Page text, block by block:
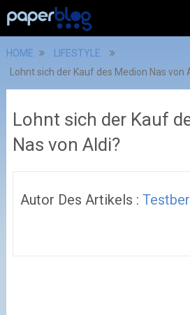
HOME
LIFESTYLE
Lohnt sich der Kauf des Medion Nas von
Lohnt sich der Kauf
Nas von Aldi?
Autor Des Artikels :